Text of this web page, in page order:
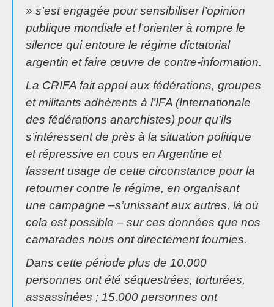
» s’est engagée pour sensibiliser l’opinion
publique mondiale et l’orienter à rompre le
silence qui entoure le régime dictatorial
argentin et faire œuvre de contre-information.
La CRIFA fait appel aux fédérations, groupes
et militants adhérents à l’IFA (Internationale
des fédérations anarchistes) pour qu’ils
s’intéressent de près à la situation politique
et répressive en cous en Argentine et
fassent usage de cette circonstance pour la
retourner contre le régime, en organisant
une campagne –s’unissant aux autres, là où
cela est possible – sur ces données que nos
camarades nous ont directement fournies.
Dans cette période plus de 10.000
personnes ont été séquestrées, torturées,
assassinées ; 15.000 personnes ont